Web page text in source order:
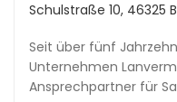
Schulstraße 10, 46325
Seit über fünf
Unternehmen
Ansprechpartner für